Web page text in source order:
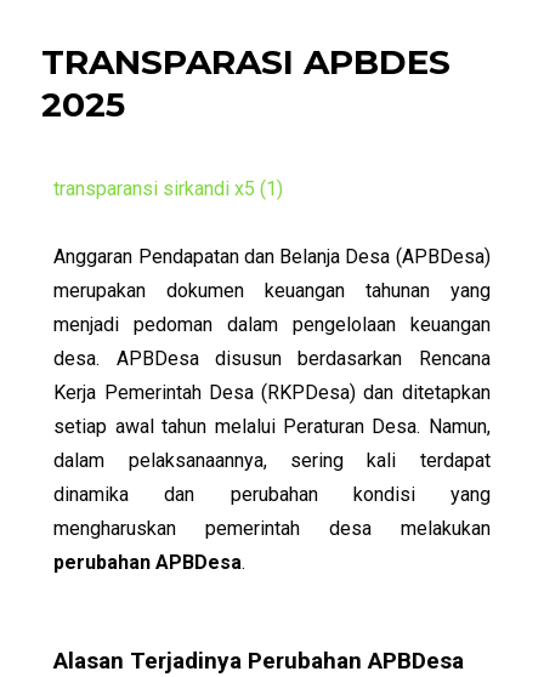
TRANSPARASI APBDES
2025
transparansi sirkandi x5 (1)
Anggaran Pendapatan dan Belanja Desa (APBDesa)
merupakan dokumen keuangan tahunan yang
menjadi pedoman dalam pengelolaan keuangan
desa. APBDesa disusun berdasarkan Rencana
Kerja Pemerintah Desa (RKPDesa) dan ditetapkan
setiap awal tahun melalui Peraturan Desa. Namun,
dalam pelaksanaannya, sering kali terdapat
dinamika dan perubahan kondisi yang
mengharuskan pemerintah desa melakukan
perubahan APBDesa.
Alasan Terjadinya Perubahan APBDesa